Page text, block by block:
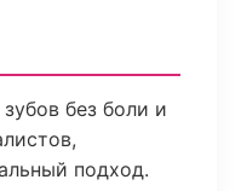
без боли и
подход.